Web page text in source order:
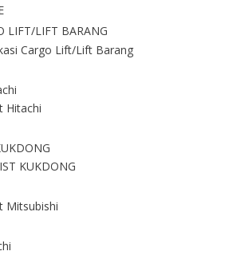
LIFT/LIFT BARANG
Cargo Lift/Lift Barang
Hitachi
KUKDONG
Mitsubishi